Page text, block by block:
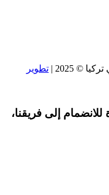
© 2025 |
تطوير
إلى فريقنا،